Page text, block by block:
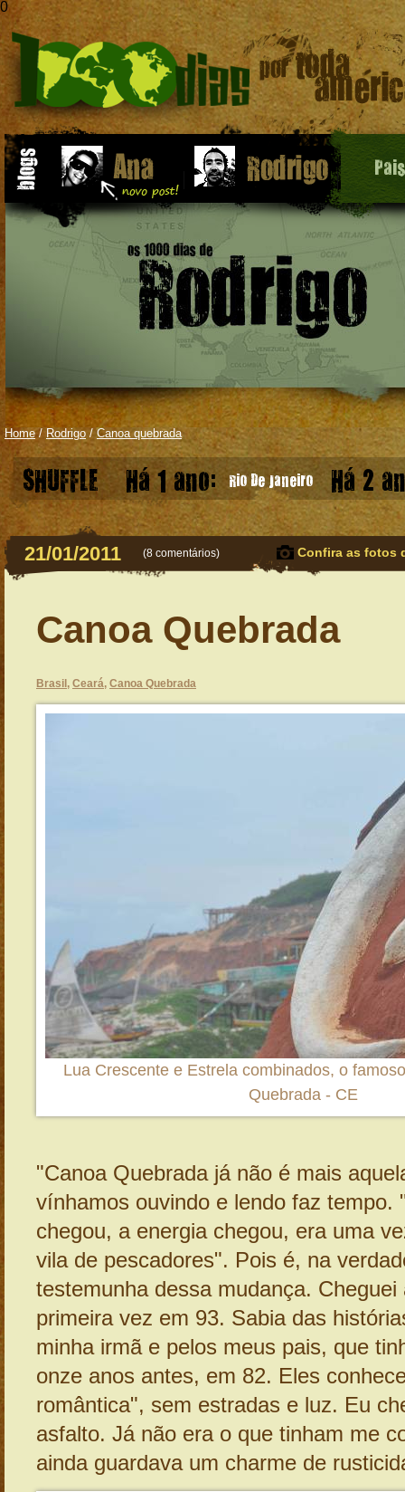
0
Home/ Rodrigo /Canoa quebrada
SHUFFLE Há 1 ano: Rio De Janeiro Há 2
21/01/2011 (8 comentários) Confira as fotos
Canoa Quebrada
Brasil , Ceará, Canoa Quebrada
Lua Crescente e Estrela combinados, o
Quebrada - CE
"Canoa Quebrada já não é mais
vínhamos ouvindo e lendo faz tempo.
chegou, a energia chegou, era uma
vila de pescadores". Pois é, na
testemunha dessa mudança. Cheguei
primeira vez em 93. Sabia das
minha irmã e pelos meus pais, que
onze anos antes, em 82. Eles
romântica", sem estradas e luz. Eu
asfalto. Já não era o que tinham me
ainda guardava um charme de